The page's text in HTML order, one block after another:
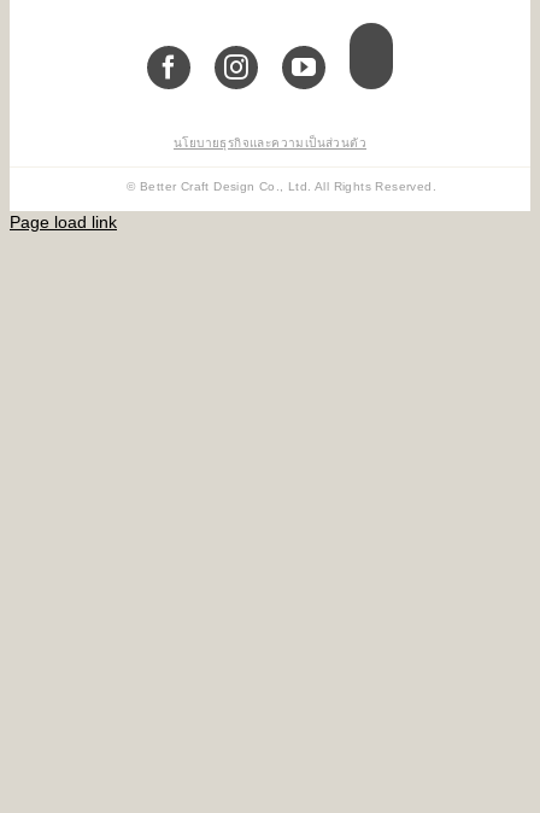
นโยบายธุรกิจและความเป็นส่วนตัว
© Better Craft Design Co., Ltd. All Rights Reserved.
Page load link